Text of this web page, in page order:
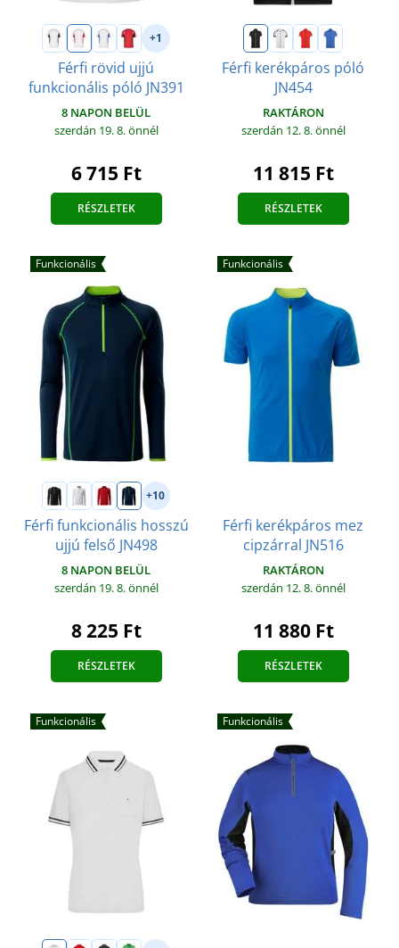
+1
Férfi rövid ujjú
funkcionális póló JN391
8 NAPON BELÜL
szerdán 19. 8.önnél
6 715 Ft
RÉSZLETEK
Férfi kerékpáros póló
JN454
RAKTÁRON
szerdán 12. 8.önnél
11 815 Ft
RÉSZLETEK
Funkcionális
+10
Férfi funkcionális hosszú
ujjú felső JN498
8 NAPON BELÜL
szerdán 19. 8.önnél
8 225 Ft
RÉSZLETEK
Funkcionális
Férfi kerékpáros mez
cipzárral JN516
RAKTÁRON
szerdán 12. 8.önnél
11 880 Ft
RÉSZLETEK
Funkcionális Funkcionális